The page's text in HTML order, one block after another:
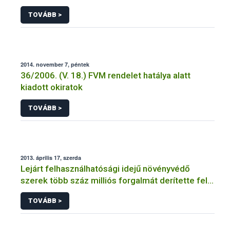
TOVÁBB >
2014. november 7, péntek
36/2006. (V. 18.) FVM rendelet hatálya alatt
kiadott okiratok
TOVÁBB >
2013. április 17, szerda
Lejárt felhasználhatósági idejű növényvédő
szerek több száz milliós forgalmát derítette fel a
NÉBIH
TOVÁBB >